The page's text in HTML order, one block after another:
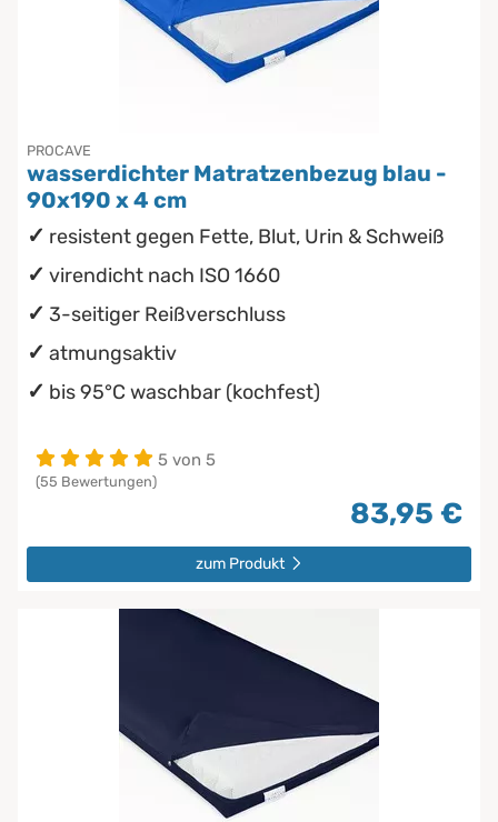
PROCAVE
wasserdichter Matratzenbezug blau -
90x190 x 4 cm
resistent gegen Fette, Blut, Urin & Schweiß
virendicht nach ISO 1660
3-seitiger Reißverschluss
atmungsaktiv
bis 95°C waschbar (kochfest)
5 von 5
(55 Bewertungen)
83,95 €
zum Produkt